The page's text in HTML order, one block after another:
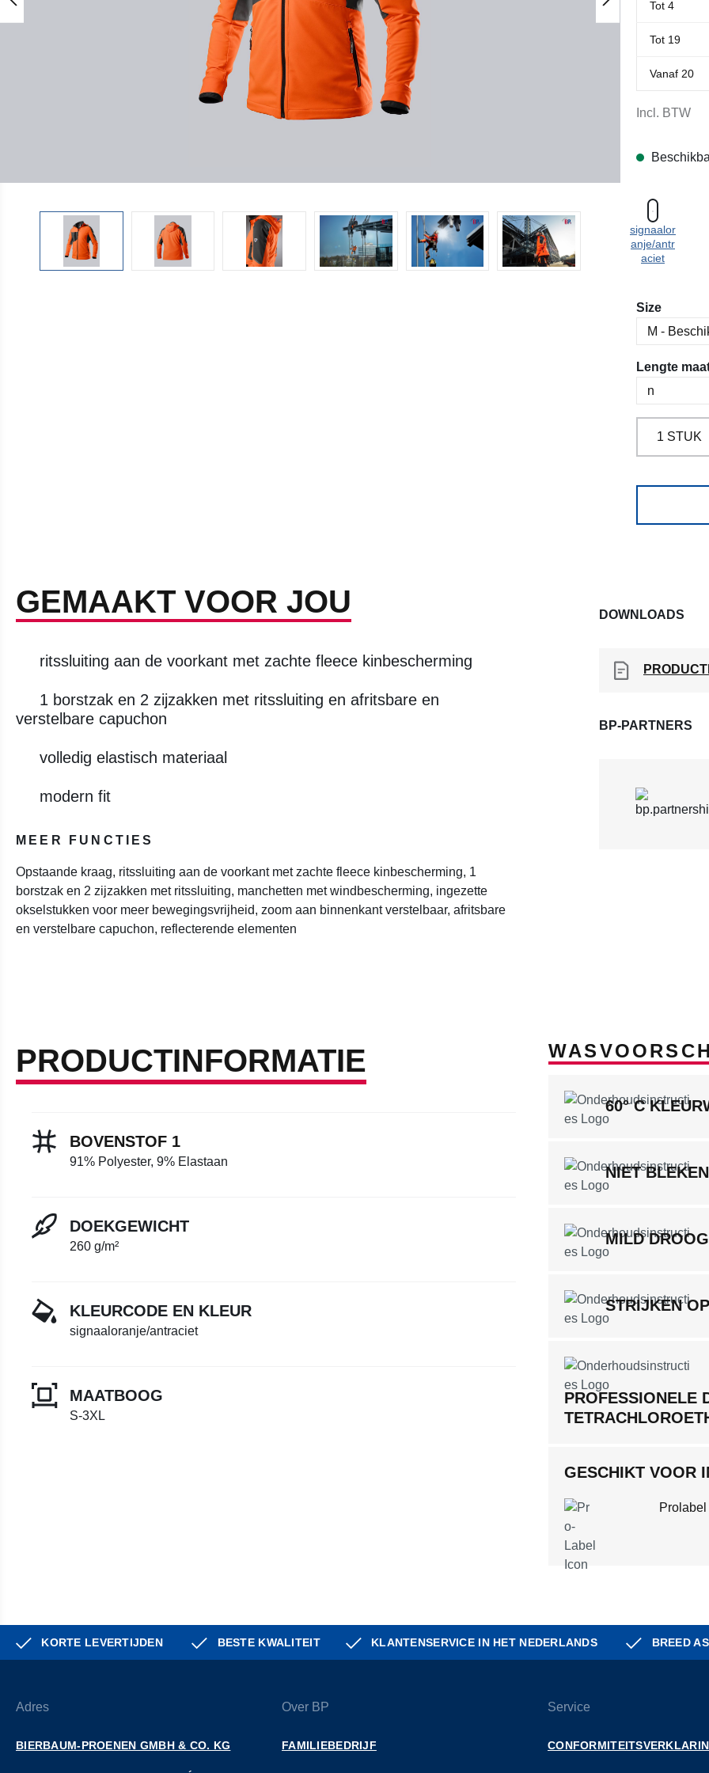
Tot 4
Tot 19
Vanaf 20
Incl. BTW
signaalor
anje/antr
aciet
Selecteer
Size
Selecteer
Lengte
GEMAAKT VOOR JOU
ritssluiting aan de voorkant met zachte fleece kinbescherming
1 borstzak en 2 zijzakken met ritssluiting en afritsbare en
verstelbare capuchon
volledig elastisch materiaal
modern fit
MEER FUNCTIES
Opstaande kraag, ritssluiting aan de voorkant met zachte fleece kinbescherming, 1
borstzak en 2 zijzakken met ritssluiting, manchetten met windbescherming, ingezette
okselstukken voor meer bewegingsvrijheid, zoom aan binnenkant verstelbaar, afritsbare
en verstelbare capuchon, reflecterende elementen
DOWNLOADS
BP-PARTNERS
PRODUCTINFORMATIE
BOVENSTOF 1
91% Polyester, 9% Elastaan
DOEKGEWICHT
260 g/m²
KLEURCODE EN KLEUR
signaaloranje/antraciet
MAATBOOG
S-3XL
60° C
NIET BLEKEN
MILD
STRIJKEN
PROFESSIONELE
GESCHIKT VOOR
KORTE LEVERTIJDEN BESTE KWALITEIT KLANTENSERVICE IN HET NEDERLANDS BREED
Adres
BIERBAUM-PROENEN GMBH & CO. KG
Over BP
FAMILIEBEDRIJF
Service